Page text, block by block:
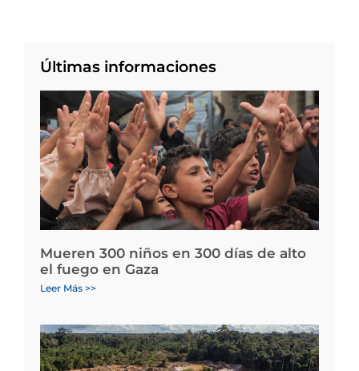
Últimas informaciones
Mueren 300 niños en 300 días de alto
el fuego en Gaza
Leer Más >>